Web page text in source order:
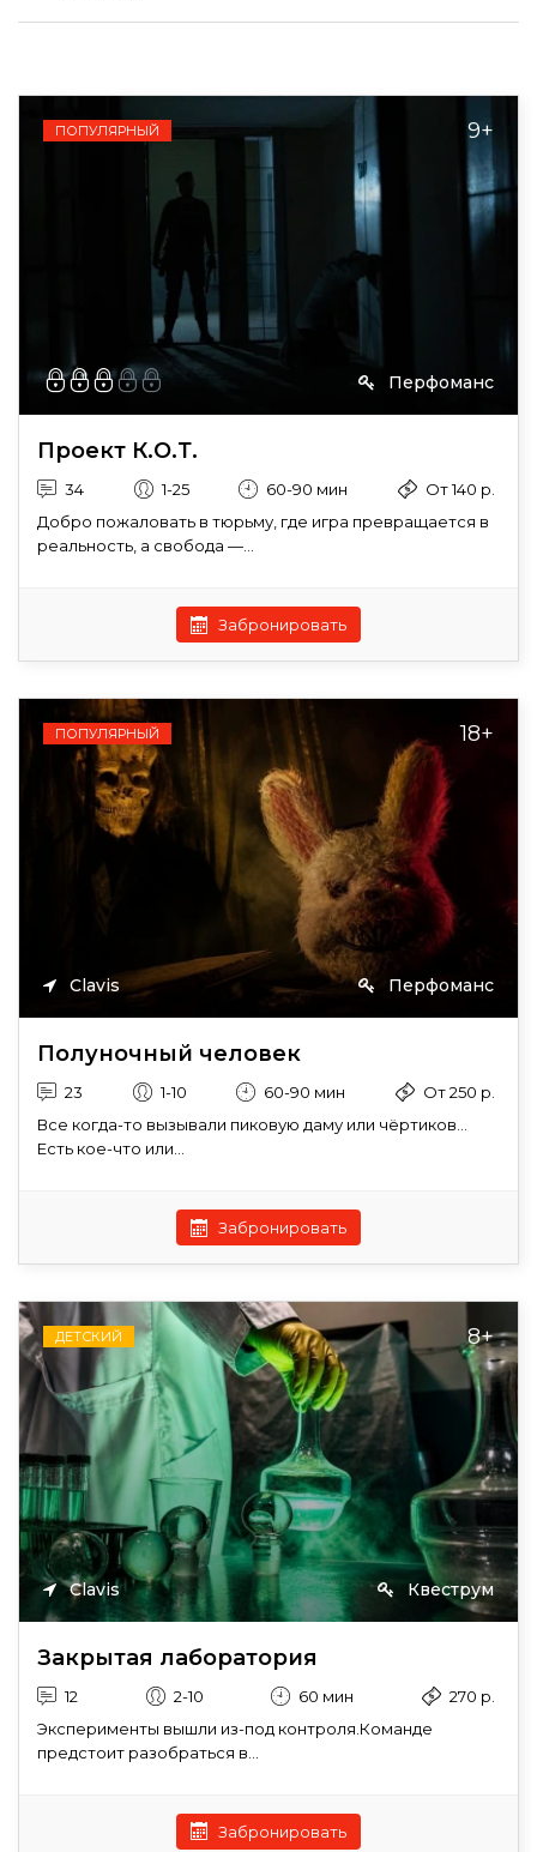
ПОПУЛЯРНЫЙ 9+
Перфоманс
Проект К.О.Т.
34 1-25 60-90 мин
От 140 р.
Добро пожаловать в тюрьму, где игра превращается в
реальность, а свобода —...
Забронировать
ПОПУЛЯРНЫЙ 18+
Clavis Перфоманс
Полуночный человек
23 1-10 60-90 мин
От 250 р.
Все когда-то вызывали пиковую даму или чёртиков...
Есть кое-что или...
Забронировать
ДЕТСКИЙ 8+
Clavis Квеструм
Закрытая лаборатория
12 2-10 60 мин
270 р.
Эксперименты вышли из-под контроля.Команде
предстоит разобраться в...
Забронировать